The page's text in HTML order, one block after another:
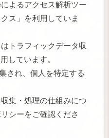
よるアクセス解析ツー
ス」を利用していま
トラフィックデータ収
しています。
され、個人を特定する
集・処理の仕組みにつ
シーをご確認くださ